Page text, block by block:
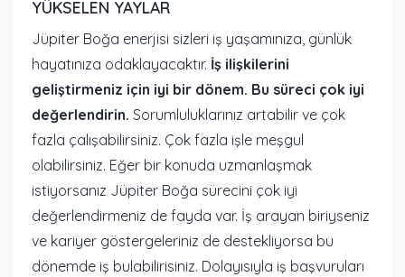
YÜKSELEN YAYLAR
Jüpiter Boğa enerjisi sizleri iş yaşamınıza, günlük
hayatınıza odaklayacaktır. İş ilişkilerini
geliştirmeniz için iyi bir dönem. Bu süreci çok iyi
değerlendirin. Sorumluluklarınız artabilir ve çok
fazla çalışabilirsiniz. Çok fazla işle meşgul
olabilirsiniz. Eğer bir konuda uzmanlaşmak
istiyorsanız Jüpiter Boğa sürecini çok iyi
değerlendirmeniz de fayda var. İş arayan biriyseniz
ve kariyer göstergeleriniz de destekliyorsa bu
dönemde iş bulabilirisiniz. Dolayısıyla iş başvuruları